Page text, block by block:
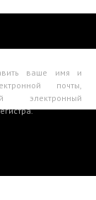
ваше имя и
почты,
электронный